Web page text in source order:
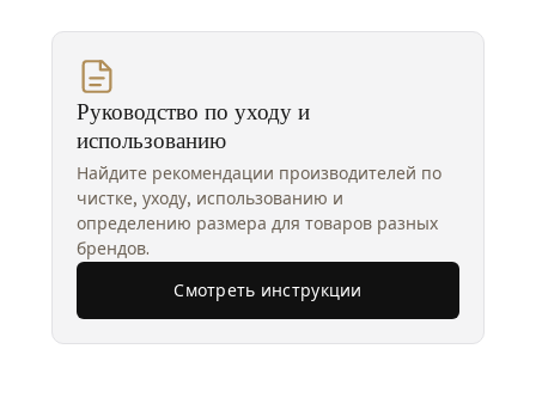
Руководство по уходу и
использованию
Найдите рекомендации производителей по
чистке, уходу, использованию и
определению размера для товаров разных
брендов.
Смотреть инструкции